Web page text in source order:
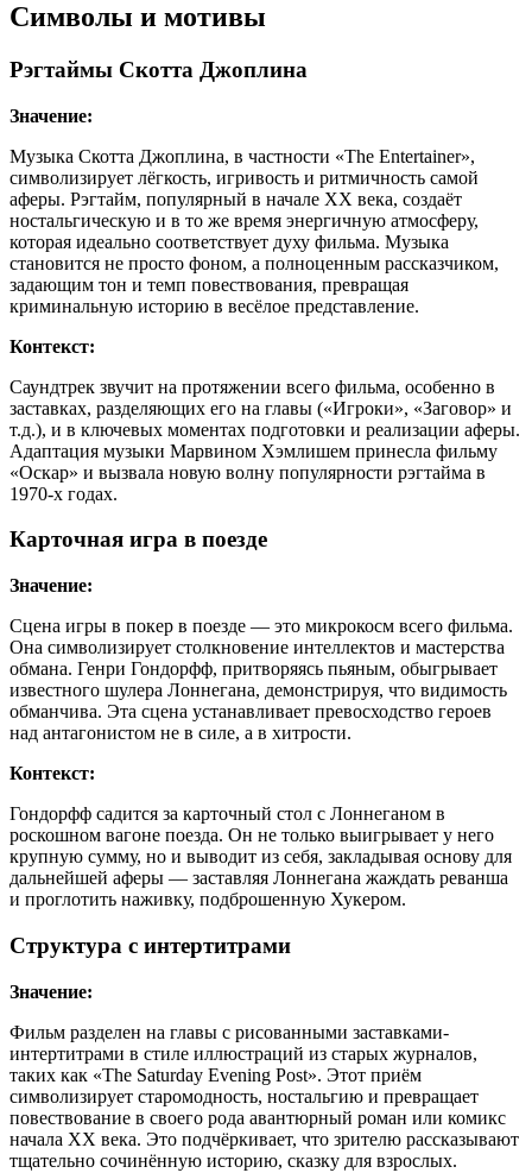
Символы и мотивы
Рэгтаймы Скотта Джоплина
Значение:
Музыка Скотта Джоплина, в частности «The Entertainer»,
символизирует лёгкость, игривость и ритмичность самой
аферы. Рэгтайм, популярный в начале XX века, создаёт
ностальгическую и в то же время энергичную атмосферу,
которая идеально соответствует духу фильма. Музыка
становится не просто фоном, а полноценным рассказчиком,
задающим тон и темп повествования, превращая
криминальную историю в весёлое представление.
Контекст:
Саундтрек звучит на протяжении всего фильма, особенно в
заставках, разделяющих его на главы («Игроки», «Заговор» и
т.д.), и в ключевых моментах подготовки и реализации аферы.
Адаптация музыки Марвином Хэмлишем принесла фильму
«Оскар» и вызвала новую волну популярности рэгтайма в
1970-х годах.
Карточная игра в поезде
Значение:
Сцена игры в покер в поезде — это микрокосм всего фильма.
Она символизирует столкновение интеллектов и мастерства
обмана. Генри Гондорфф, притворяясь пьяным, обыгрывает
известного шулера Лоннегана, демонстрируя, что видимость
обманчива. Эта сцена устанавливает превосходство героев
над антагонистом не в силе, а в хитрости.
Контекст:
Гондорфф садится за карточный стол с Лоннеганом в
роскошном вагоне поезда. Он не только выигрывает у него
крупную сумму, но и выводит из себя, закладывая основу для
дальнейшей аферы — заставляя Лоннегана жаждать реванша
и проглотить наживку, подброшенную Хукером.
Структура с интертитрами
Значение:
Фильм разделен на главы с рисованными заставками-
интертитрами в стиле иллюстраций из старых журналов,
таких как «The Saturday Evening Post». Этот приём
символизирует старомодность, ностальгию и превращает
повествование в своего рода авантюрный роман или комикс
начала XX века. Это подчёркивает, что зрителю рассказывают
тщательно сочинённую историю, сказку для взрослых.